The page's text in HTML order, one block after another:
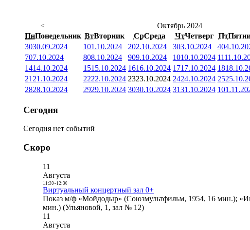
<
Октябрь 2024
ПнПонедельник ВтВторник СрСреда ЧтЧетверг Пт
3030.09.2024 101.10.2024 202.10.2024 303.10.2024 4
707.10.2024 808.10.2024 909.10.2024 1010.10.2024 11
1414.10.2024 1515.10.2024 1616.10.2024 1717.10.2024 18
21 21.10.2024 2222.10.2024 2323.10.2024 2424.10.2024 25
2828.10.2024 2929.10.2024 3030.10.2024 3131.10.2024 1
Сегодня
Сегодня нет событий
Скоро
11
Августа
11:30- 12:30
Виртуальный концертный зал 0+
Показ м/ф «Мойдодыр» (Союзмультфильм, 1954, 16 мин.);
мин.) (Ульяновой, 1, зал № 12)
11
Августа